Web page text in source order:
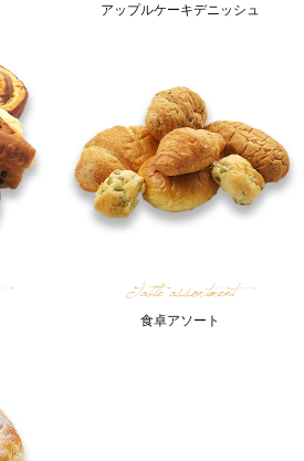
アップルケーキデニッシュ
Table assortment
食卓アソート